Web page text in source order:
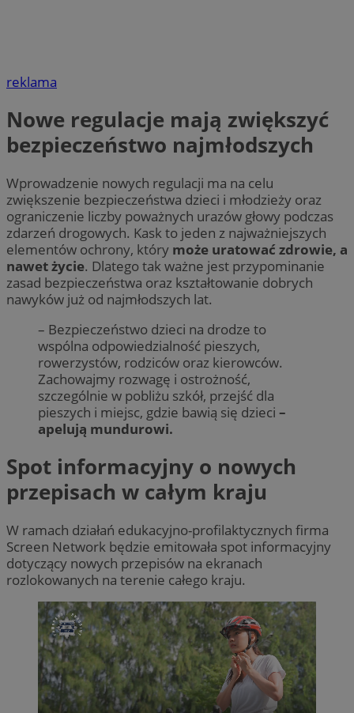
reklama
Nowe regulacje mają zwiększyć
bezpieczeństwo najmłodszych
Wprowadzenie nowych regulacji ma na celu
zwiększenie bezpieczeństwa dzieci i młodzieży oraz
ograniczenie liczby poważnych urazów głowy podczas
zdarzeń drogowych. Kask to jeden z najważniejszych
elementów ochrony, który może uratować zdrowie, a
nawet życie. Dlatego tak ważne jest przypominanie
zasad bezpieczeństwa oraz kształtowanie dobrych
nawyków już od najmłodszych lat.
– Bezpieczeństwo dzieci na drodze to
wspólna odpowiedzialność pieszych,
rowerzystów, rodziców oraz kierowców.
Zachowajmy rozwagę i ostrożność,
szczególnie w pobliżu szkół, przejść dla
pieszych i miejsc, gdzie bawią się dzieci –
apelują mundurowi.
Spot informacyjny o nowych
przepisach w całym kraju
W ramach działań edukacyjno-profilaktycznych firma
Screen Network będzie emitowała spot informacyjny
dotyczący nowych przepisów na ekranach
rozlokowanych na terenie całego kraju.